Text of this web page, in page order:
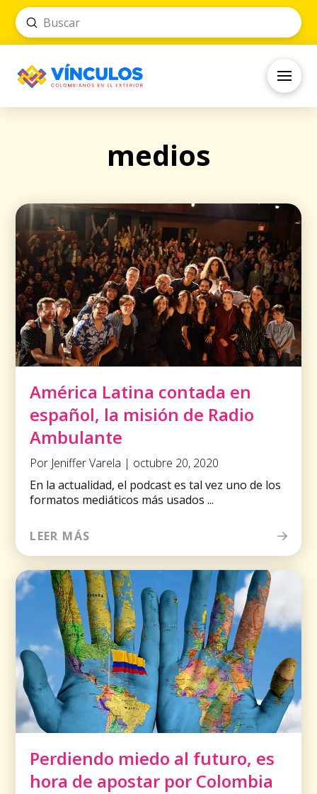
Search
Submit
medios
América Latina contada en
español, la misión de Radio
Ambulante
Por Jeniffer Varela | octubre 20, 2020
En la actualidad, el podcast es tal vez uno de los
formatos mediáticos más usados ...
LEER MÁS
Perdiendo miedo al futuro, es
hora de apostar por Colombia